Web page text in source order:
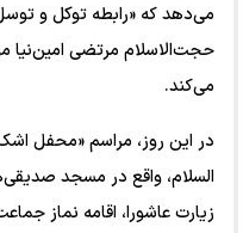
می‌دهد که «رابطه توکل و
حجت‌الاسلام مرتضی امین‌نیا
می‌کند.
السلام، واقع در مسجد
زیارت عاشورا، اقامه نماز